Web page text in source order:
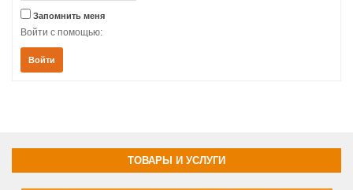
Запомнить меня
Войти с помощью:
Войти
ТОВАРЫ И УСЛУГИ